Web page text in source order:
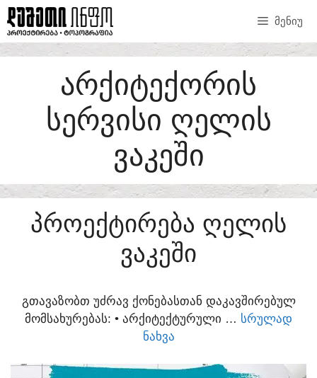
SKIP
TO
CONTENT
ᲛᲔᲜᲘᲣ
ᲐᲠᲥᲘᲢᲔᲥᲝᲠᲘᲡ
ᲡᲔᲠᲕᲘᲡᲘ ᲦᲔᲚᲘᲡ
ᲕᲐᲙᲔᲨᲘ
ᲞᲠᲝᲔᲥᲢᲘᲠᲔᲑᲐ ᲦᲔᲚᲘᲡ
ᲕᲐᲙᲔᲨᲘ
ᲒᲗᲐᲕᲐᲖᲝᲑᲗ ᲣᲫᲠᲐᲕ ᲥᲝᲜᲔᲑᲐᲡᲗᲐᲜ ᲓᲐᲙᲐᲕᲨᲘᲠᲔᲑᲣᲚ
ᲛᲝᲛᲡᲐᲮᲣᲠᲔᲑᲐᲡ:​ • ᲐᲠᲥᲘᲢᲔᲥᲢᲣᲠᲣᲚᲘ … ᲡᲠᲣᲚᲐᲓ
ᲜᲐᲮᲕᲐ